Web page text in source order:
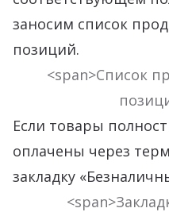
заносим список
позиций.
<span>Список
Если товары
оплачены через
закладку